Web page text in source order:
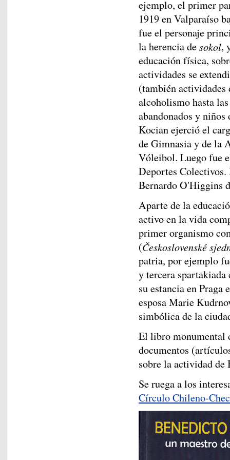
ejemplo, el primer
1919 en Valparaíso
fue el personaje
la herencia desokol,
educación física,
actividades se
(también
alcoholismo hasta
abandonados y
Kocian ejerció el
de Gimnasia y de la
Vóleibol. Luego fue
Deportes Colectivos.
Bernardo O'Higgins
Aparte de la
activo en la vida
primer organismo
(Československé
patria, por ejemplo
y tercera spartakiada
su estancia en Praga
esposa Marie
simbólica de la
El libro monumental
documentos
sobre la actividad de
Se ruega a los
Círculo Chileno-